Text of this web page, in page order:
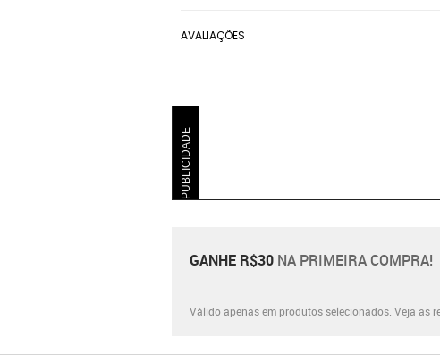
AVALIAÇÕES
PUBLICIDADE
GANHE R$30 NA PRIMEIRA COMPRA!
Válido apenas em produtos selecionados. Veja as